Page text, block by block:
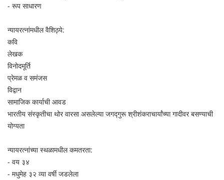
- रूप साधारण
न्यायरत्नांमधील वैशिठ्ये:
कवि
लेखक
विनोदमूर्ति
प्रेमळ व समंजस
विद्वान
सामाजिक कार्याची आवड
भारतीय संस्कृतीचा थोर वारसा असलेल्या जगद्गुरू श्रीशंकराचार्यांच्या गादीवर बसण्याची
योग्यता
न्यायरत्नांच्या स्थळामधील कमतरता:
- वय ३४
- मधुमेह ३२ व्या वर्षी जडलेला